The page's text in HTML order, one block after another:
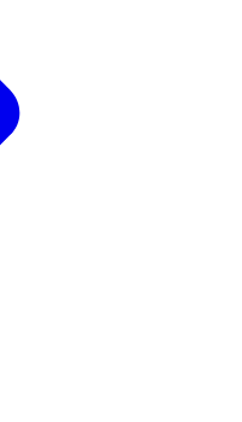
zo’n onderzoek
om ook een
alle scholen in de
de
door.
onderzoek, oordelen
te herstellen.